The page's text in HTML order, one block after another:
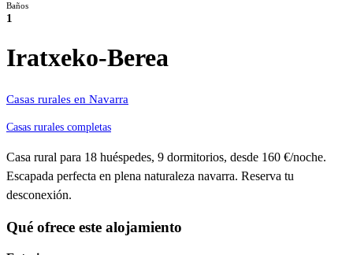
Baños
1
Iratxeko-Berea
Casas rurales en Navarra
Casas rurales completas
Casa rural para 18 huéspedes, 9 dormitorios, desde 160 €/noche.
Escapada perfecta en plena naturaleza navarra. Reserva tu
desconexión.
Qué ofrece este alojamiento